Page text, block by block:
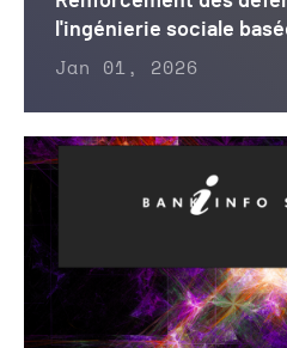
l'ingénierie sociale
Jan 01, 2026